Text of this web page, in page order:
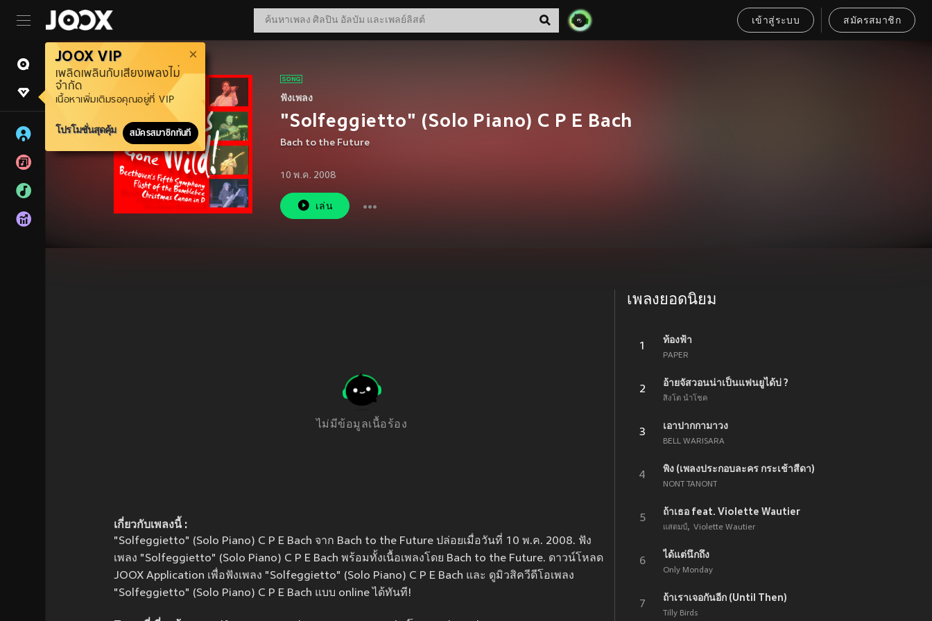
เข้าสู่ระบบ สมัครสมาชิก
JOOX VIP
เพลิดเพลินกับเสียงเพลงไม่
จำกัด
เนื้อหาเพิ่มเติมรอคุณอยู่ที่ VIP
โปรโมชั่นสุดคุ้ม สมัครสมาชิกทันที
ฟังเพลง
"Solfeggietto" (Solo Piano) C P E Bach
Bach to the Future
10 พ.ค. 2008
เล่น
ไม่มีข้อมูลเนื้อร้อง
เกี่ยวกับเพลงนี้ :
"Solfeggietto" (Solo Piano) C P E Bach จาก Bach to the Future ปล่อยเมื่อวันที่ 10 พ.ค. 2008. ฟัง
เพลง "Solfeggietto" (Solo Piano) C P E Bach พร้อมทั้งเนื้อเพลงโดย Bach to the Future. ดาวน์โหลด
JOOX Application เพื่อฟังเพลง "Solfeggietto" (Solo Piano) C P E Bach และ ดูมิวสิควีดีโอเพลง
"Solfeggietto" (Solo Piano) C P E Bach แบบ online ได้ทันที!
เพลงยอดนิยม
1
ท้องฟ้า
PAPER
2
อ้ายจัสวอนน่าเป็นแฟนยูได้บ่ ?
สิงโต นำโชค
3
เอาปากกามาวง
BELL WARISARA
4
พิง (เพลงประกอบละคร กระเช้าสีดา)
NONT TANONT
5
ถ้าเธอ feat. Violette Wautier
แสตมป์ Violette Wautier
6
ได้แต่นึกถึง
Only Monday
7
ถ้าเราเจอกันอีก (Until Then)
Tilly Birds